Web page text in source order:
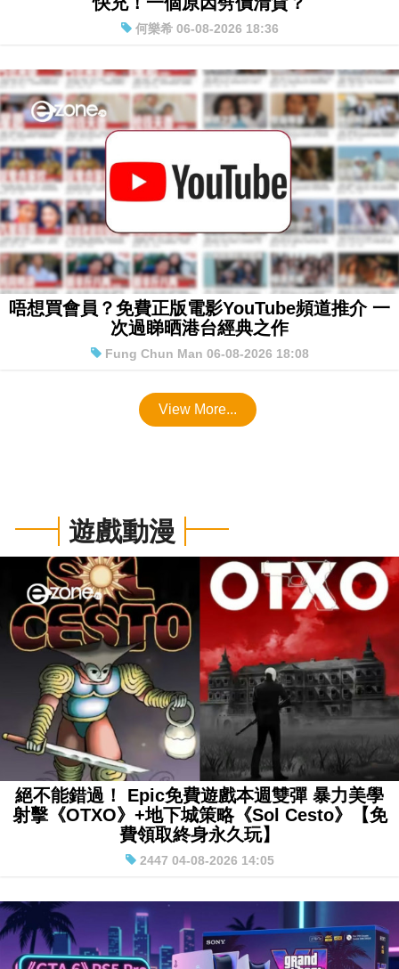
Momax 10000mAh 快充尿袋抵玩價 $59 有 PD
快充！一個原因劈價清貨？
唔想買會員？免費正版電影YouTube頻道推介 一
次過睇晒港台經典之作
遊戲動漫
絕不能錯過！ Epic免費遊戲本週雙彈 暴力美學
射擊《OTXO》+地下城策略《Sol Cesto》【免
費領取終身永久玩】